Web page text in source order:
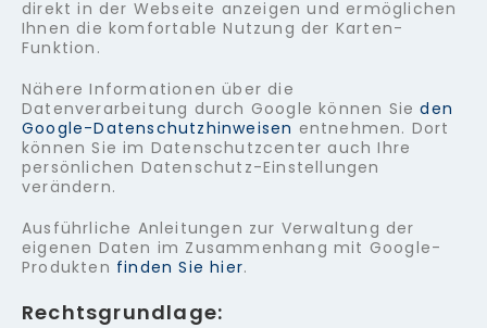
direkt in der Webseite anzeigen und ermöglichen
Ihnen die komfortable Nutzung der Karten-
Funktion.
Nähere Informationen über die
Datenverarbeitung durch Google können Sieden
Google-Datenschutzhinweisen entnehmen. Dort
können Sie im Datenschutzcenter auch Ihre
persönlichen Datenschutz-Einstellungen
verändern.
Ausführliche Anleitungen zur Verwaltung der
eigenen Daten im Zusammenhang mit Google-
Produkten finden Sie hier.
Rechtsgrundlage: